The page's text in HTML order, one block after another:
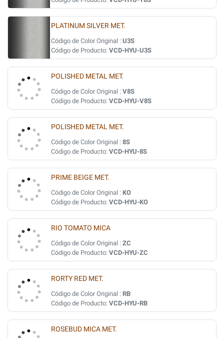
PLATINUM SILVER MET.
Código de Color Original : U3S
Código de Producto: VCD-HYU-U3S
POLISHED METAL MET.
Código de Color Original : V8S
Código de Producto: VCD-HYU-V8S
POLISHED METAL MET.
Código de Color Original : 8S
Código de Producto: VCD-HYU-8S
PRIME BEIGE MET.
Código de Color Original : KO
Código de Producto: VCD-HYU-KO
RIO TOMATO MICA
Código de Color Original : ZC
Código de Producto: VCD-HYU-ZC
RORTY RED MET.
Código de Color Original : RB
Código de Producto: VCD-HYU-RB
ROSEBUD MICA MET.